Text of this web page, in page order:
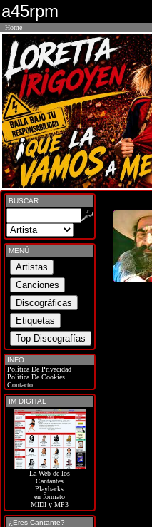
a45rpm
Home
BUSCAR
MENÚ
INFO
Política De Privacidad
Política De Cookies
Contacto
IM DIGITAL
La Web de los
Cantantes
Playbacks
en formato
MIDI y MP3
¿Eres Cantante?